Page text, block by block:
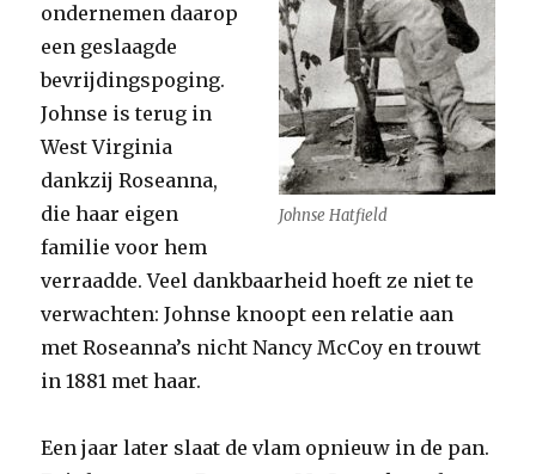
Johnse Hatfield
ondernemen daarop
een geslaagde
bevrijdingspoging.
Johnse is terug in
West Virginia
dankzij Roseanna,
die haar eigen
familie voor hem
verraadde. Veel dankbaarheid hoeft ze niet te
verwachten: Johnse knoopt een relatie aan
met Roseanna’s nicht Nancy McCoy en trouwt
in 1881 met haar.
Een jaar later slaat de vlam opnieuw in de pan.